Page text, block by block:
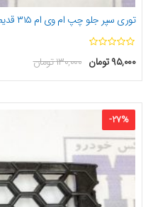
توری سپر جلو چپ ام وی ام ۳۱۵ قدیم
۱۳۰,۰۰۰تومان ۹۵,۰۰۰ تومان
-27%